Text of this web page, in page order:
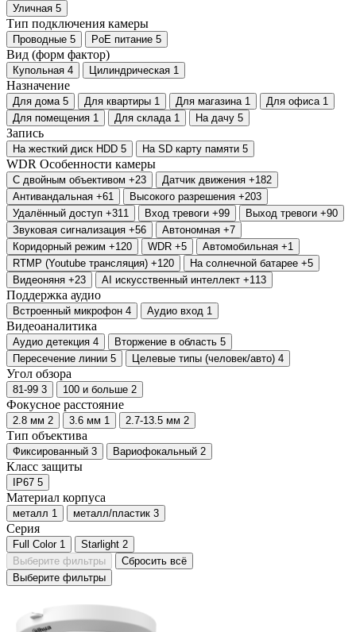
Уличная 5
Тип подключения камеры
Проводные 5 PoE питание 5
Вид (форм фактор)
Купольная 4 Цилиндрическая 1
Назначение
Для дома 5 Для квартиры 1 Для магазина 1 Для офиса 1
Для помещения 1 Для склада 1 На дачу 5
Запись
На жесткий диск HDD 5 На SD карту памяти 5
WDR Особенности камеры
С двойным объективом +23 Датчик движения +182
Антивандальная +61 Высокого разрешения +203
Удалённый доступ +311 Вход тревоги +99 Выход тревоги +90
Звуковая сигнализация +56 Автономная +7
Коридорный режим +120 WDR +5 Автомобильная +1
RTMP (Youtube трансляция) +120 На солнечной батарее +5
Видеоняня +23 AI искусственный интеллект +113
Поддержка аудио
Встроенный микрофон 4 Аудио вход 1
Видеоаналитика
Аудио детекция 4 Вторжение в область 5
Пересечение линии 5 Целевые типы (человек/авто) 4
Угол обзора
81-99 3 100 и больше 2
Фокусное расстояние
2.8 мм 2 3.6 мм 1 2.7-13.5 мм 2
Тип объектива
Фиксированный 3 Вариофокальный 2
Класс защиты
IP67 5
Материал корпуса
металл 1 металл/пластик 3
Серия
Full Color 1 Starlight 2
Выберите фильтры
Сбросить всё
Выберите фильтры